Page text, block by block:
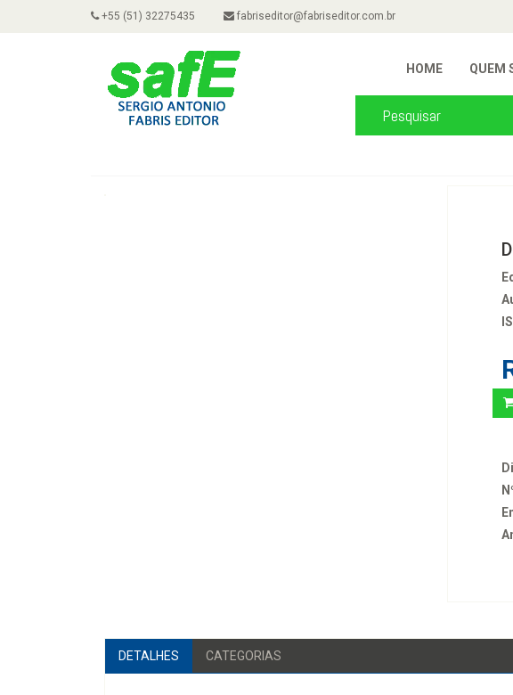
+55 (51) 32275435 fabriseditor@fabriseditor.com.br
HOME QUEM
DETALHES CATEGORIAS